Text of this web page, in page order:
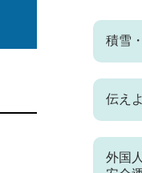
積雪
伝え
外国